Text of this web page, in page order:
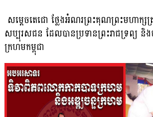
សម្តេចតេជោ ថ្លែងអំណរព្រះគុណព្រះមហាក្ស
សប្បុរសជន ដែលបានប្រទានព្រះរាជទ្រព្យ និ
ក្រហមកម្ពុជា